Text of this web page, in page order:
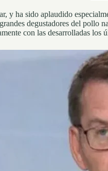
y ha sido aplaudido
degustadores del pollo
con las desarrolladas los